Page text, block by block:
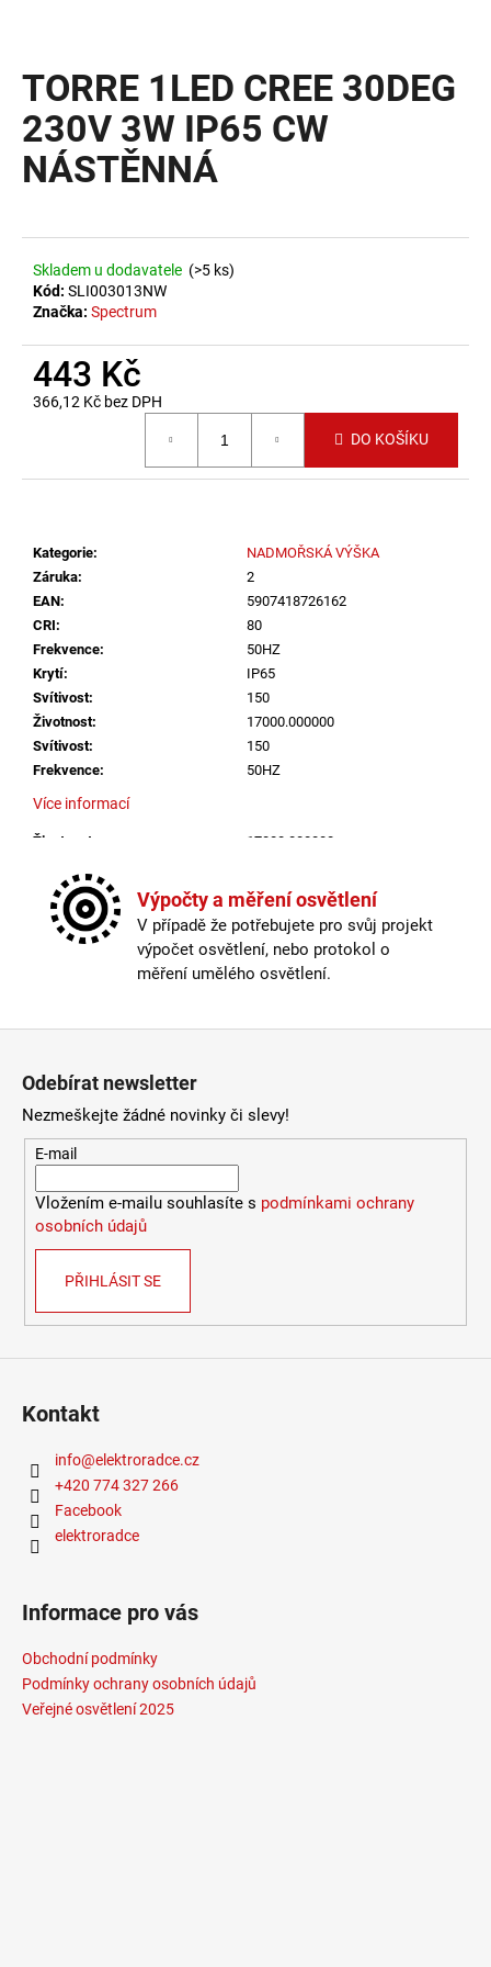
TORRE 1LED CREE 30DEG
230V 3W IP65 CW
NÁSTĚNNÁ
Skladem u dodavatele (>5 ks)
Kód: SLI003013NW
Značka: Spectrum
443 Kč
366,12 Kč bez DPH
DO KOŠÍKU
Kategorie:
NADMOŘSKÁ VÝŠKA
Záruka:
2
EAN:
5907418726162
CRI:
80
Frekvence:
50HZ
Krytí:
IP65
Svítivost:
150
Životnost:
17000.000000
Svítivost:
150
Frekvence: 50HZ
Více informací
Životnost
17000.000000
CRI: 80
Méně informací
Výpočty a měření osvětlení
V případě že potřebujete pro svůj projekt
výpočet osvětlení, nebo protokol o
měření umělého osvětlení.
í
t
?
D
o
p
e
m
e
VÝPRODEJ
LED2
LIŠTOVÉ
SVÍTIDLO
MAGLINE
60,
DALI
3000K-
4000K
ČERNÁ
106
Odebírat newsletter
Nezmeškejte žádné novinky či slevy!
E-mail
Vložením e-mailu souhlasíte s podmínkami ochrany
osobních údajů
PŘIHLÁSIT SE
Kontakt
info@elektroradce.cz
+420 774 327 266
Facebook
elektroradce
Informace pro vás
Obchodní podmínky
Podmínky ochrany osobních údajů
Veřejné osvětlení 2025